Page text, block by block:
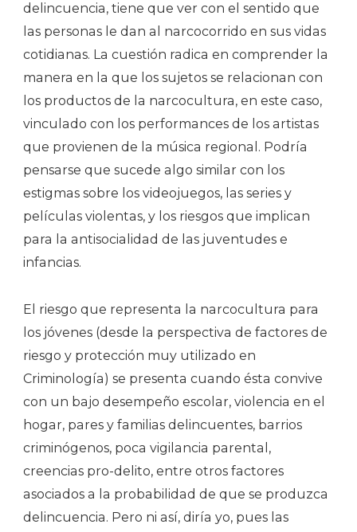
delincuencia, tiene que ver con el sentido que
las personas le dan al narcocorrido en sus vidas
cotidianas. La cuestión radica en comprender la
manera en la que los sujetos se relacionan con
los productos de la narcocultura, en este caso,
vinculado con los performances de los artistas
que provienen de la música regional. Podría
pensarse que sucede algo similar con los
estigmas sobre los videojuegos, las series y
películas violentas, y los riesgos que implican
para la antisocialidad de las juventudes e
infancias.
El riesgo que representa la narcocultura para
los jóvenes (desde la perspectiva de factores de
riesgo y protección muy utilizado en
Criminología) se presenta cuando ésta convive
con un bajo desempeño escolar, violencia en el
hogar, pares y familias delincuentes, barrios
criminógenos, poca vigilancia parental,
creencias pro-delito, entre otros factores
asociados a la probabilidad de que se produzca
delincuencia. Pero ni así, diría yo, pues las